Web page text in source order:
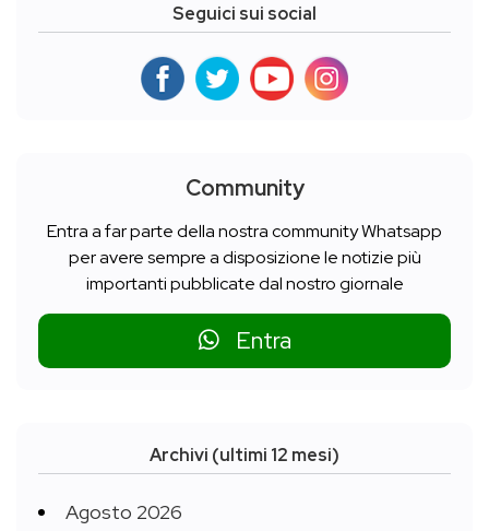
Seguici sui social
Community
Entra a far parte della nostra community Whatsapp
per avere sempre a disposizione le notizie più
importanti pubblicate dal nostro giornale
Entra
Archivi (ultimi 12 mesi)
Agosto 2026